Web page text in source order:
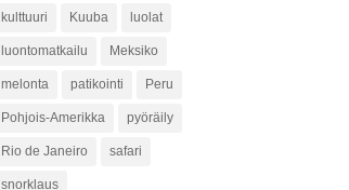
kulttuuri Kuuba luolat
luontomatkailu Meksiko
melonta patikointi Peru
Pohjois-Amerikka pyöräily
Rio de Janeiro safari
snorklaus